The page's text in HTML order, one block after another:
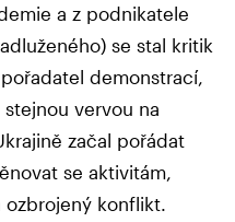
a z podnikatele
se stal kritik
demonstrací,
vervou na
začal pořádat
se aktivitám,
ozbrojený konflikt.